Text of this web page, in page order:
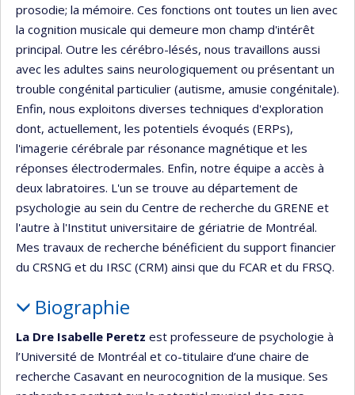
prosodie; la mémoire. Ces fonctions ont toutes un lien avec
la cognition musicale qui demeure mon champ d'intérêt
principal. Outre les cérébro-lésés, nous travaillons aussi
avec les adultes sains neurologiquement ou présentant un
trouble congénital particulier (autisme, amusie congénitale).
Enfin, nous exploitons diverses techniques d'exploration
dont, actuellement, les potentiels évoqués (ERPs),
l'imagerie cérébrale par résonance magnétique et les
réponses électrodermales. Enfin, notre équipe a accès à
deux labratoires. L'un se trouve au département de
psychologie au sein du Centre de recherche du GRENE et
l'autre à l'Institut universitaire de gériatrie de Montréal.
Mes travaux de recherche bénéficient du support financier
du CRSNG et du IRSC (CRM) ainsi que du FCAR et du FRSQ.
Biographie
La Dre Isabelle Peretz est professeure de psychologie à
l’Université de Montréal et co-titulaire d’une chaire de
recherche Casavant en neurocognition de la musique. Ses